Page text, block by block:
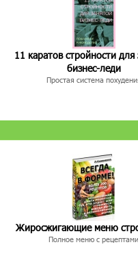
11 каратов стройности для
бизнес-леди
Простая система
Жиросжигающие меню
Полное меню с рецептами